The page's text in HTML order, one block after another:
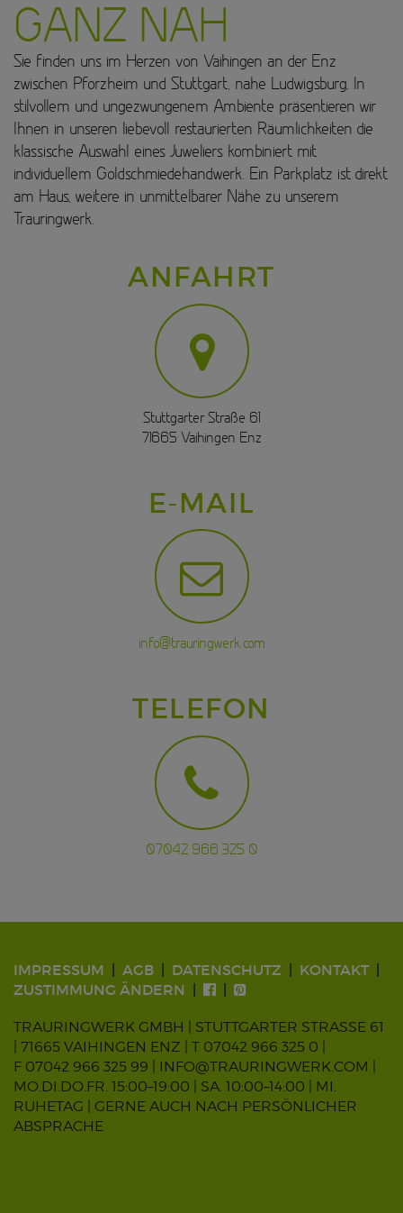
GANZ NAH
Sie finden uns im Herzen von Vaihingen an der Enz
zwischen Pforzheim und Stuttgart, nahe Ludwigsburg. In
stilvollem und ungezwungenem Ambiente präsentieren wir
Ihnen in unseren liebevoll restaurierten Räumlichkeiten die
klassische Auswahl eines Juweliers kombiniert mit
individuellem Goldschmiedehandwerk. Ein Parkplatz ist direkt
am Haus, weitere in unmittelbarer Nähe zu unserem
Trauringwerk.
ANFAHRT
Stuttgarter Straße 61
71665 Vaihingen Enz
E-MAIL
info@trauringwerk.com
TELEFON
07042 966 325 0
IMPRESSUM AGB DATENSCHUTZ
KONTAKT
ZUSTIMMUNG ÄNDERN
TRAURINGWERK GMBH | STUTTGARTER STRASSE 61
| 71665 VAIHINGEN ENZ |
T 07042 966 325 0
F 07042 966 325 99 | INFO@TRAURINGWERK.COM
MO.DI.DO.FR. 15:00–19:00 | SA. 10:00–14:00 | MI.
RUHETAG | GERNE AUCH NACH PERSÖNLICHER
ABSPRACHE